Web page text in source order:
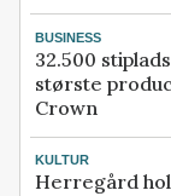
BUSINESS
32.500
største
Crown
KULTUR
Herregård